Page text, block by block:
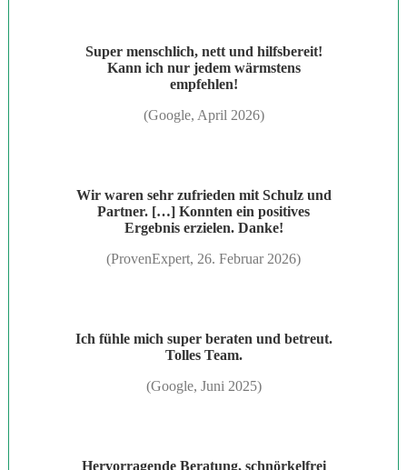
Super menschlich, nett und hilfsbereit!
Kann ich nur jedem wärmstens
empfehlen!
(Google, April 2026)
Wir waren sehr zufrieden mit Schulz und
Partner. […] Konnten ein positives
Ergebnis erzielen. Danke!
(ProvenExpert, 26. Februar 2026)
Ich fühle mich super beraten und betreut.
Tolles Team.
(Google, Juni 2025)
Hervorragende Beratung, schnörkelfrei